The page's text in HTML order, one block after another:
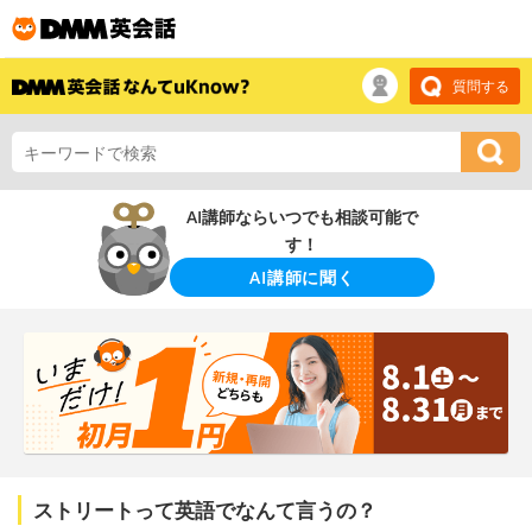
質問する
AI講師ならいつでも相談可能で
す！
AI講師に聞く
ストリートって英語でなんて言うの？